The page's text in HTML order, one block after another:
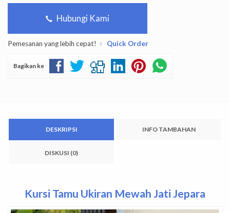
Hubungi Kami
Pemesanan yang lebih cepat! Quick Order
Bagikan ke
DESKRIPSI INFO TAMBAHAN
DISKUSI (0)
Kursi Tamu Ukiran Mewah Jati Jepara